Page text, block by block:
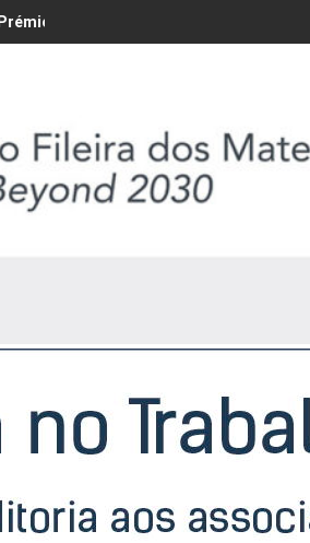
Exposição de Cerâmica, Banho &